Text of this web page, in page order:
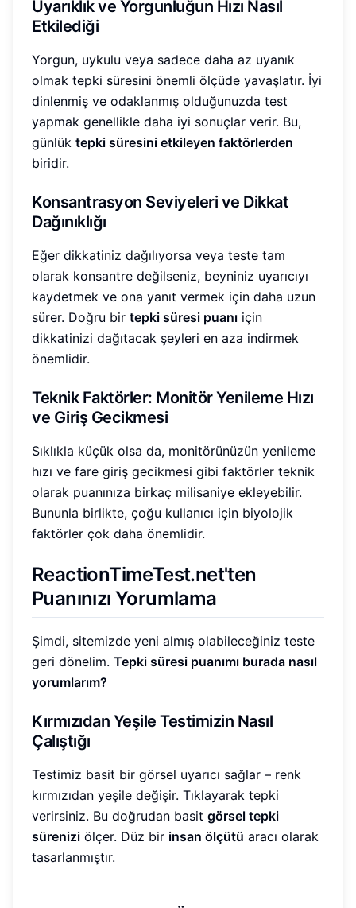
Uyarıklık ve Yorgunluğun Hızı Nasıl
Etkilediği
Yorgun, uykulu veya sadece daha az uyanık
olmak tepki süresini önemli ölçüde yavaşlatır. İyi
dinlenmiş ve odaklanmış olduğunuzda test
yapmak genellikle daha iyi sonuçlar verir. Bu,
günlük tepki süresini etkileyen faktörlerden
biridir.
Konsantrasyon Seviyeleri ve Dikkat
Dağınıklığı
Eğer dikkatiniz dağılıyorsa veya teste tam
olarak konsantre değilseniz, beyniniz uyarıcıyı
kaydetmek ve ona yanıt vermek için daha uzun
sürer. Doğru bir tepki süresi puanı için
dikkatinizi dağıtacak şeyleri en aza indirmek
önemlidir.
Teknik Faktörler: Monitör Yenileme Hızı
ve Giriş Gecikmesi
Sıklıkla küçük olsa da, monitörünüzün yenileme
hızı ve fare giriş gecikmesi gibi faktörler teknik
olarak puanınıza birkaç milisaniye ekleyebilir.
Bununla birlikte, çoğu kullanıcı için biyolojik
faktörler çok daha önemlidir.
ReactionTimeTest.net'ten
Puanınızı Yorumlama
Şimdi, sitemizde yeni almış olabileceğiniz teste
geri dönelim. Tepki süresi puanımı burada nasıl
yorumlarım?
Kırmızıdan Yeşile Testimizin Nasıl
Çalıştığı
Testimiz basit bir görsel uyarıcı sağlar – renk
kırmızıdan yeşile değişir. Tıklayarak tepki
verirsiniz. Bu doğrudan basit görsel tepki
sürenizi ölçer. Düz bir insan ölçütü aracı olarak
tasarlanmıştır.